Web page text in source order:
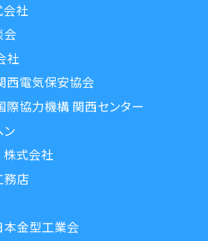
会社
会
社
西電気保安協会
際協力機構 関西センター
株式会社
務店
金型工業会